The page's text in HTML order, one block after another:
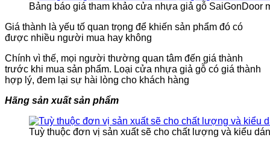
Bảng báo giá tham khảo cửa nhựa giả gỗ SaiGonDoor
Giá thành là yếu tố quan trọng để khiến sản phẩm đó có
được nhiều người mua hay không
Chính vì thế, mọi người thường quan tâm đến giá thành
trước khi mua sản phẩm. Loại cửa nhựa giả gỗ có giá thành
hợp lý, đem lại sự hài lòng cho khách hàng
Hãng sản xuất sản phẩm
Tuỳ thuộc đơn vị sản xuất sẽ cho chất lượng và kiểu